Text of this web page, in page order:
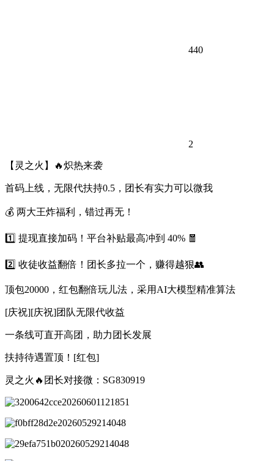
440
2
【灵之火】🔥炽热来袭
首码上线，无限代扶持0.5，团长有实力可以微我
💰 两大王炸福利，错过再无！
1️⃣ 提现直接加码！平台补贴最高冲到 40% 🧧
2️⃣ 收徒收益翻倍！团长多拉一个，赚得越狠👥
顶包20000，红包翻倍玩儿法，采用AI大模型精准算法
[庆祝][庆祝]团队无限代收益
一条线可直开高团，助力团长发展
扶持待遇置顶！[红包]
灵之火🔥团长对接微：SG830919